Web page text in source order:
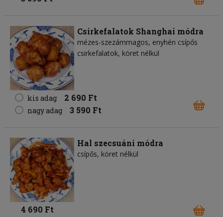
Csirkefalatok Shanghai módra
mézes-szezámmagos, enyhén csípős
csirkefalatok, köret nélkül
kis adag 2 690 Ft
nagy adag 3 590 Ft
Hal szecsuáni módra
csípős, köret nélkül
4 690 Ft